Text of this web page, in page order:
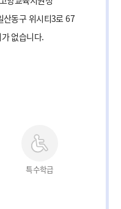
산동구 위시티3로 67
없습니다.
특수학급